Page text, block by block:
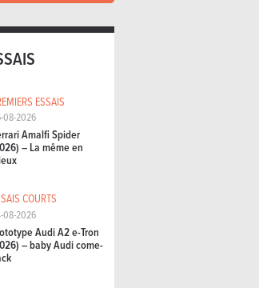
ESSAIS
08-2026
Amalfi Spider
– La même en
COURTS
08-2026
Audi A2 e-Tron
– baby Audi come-